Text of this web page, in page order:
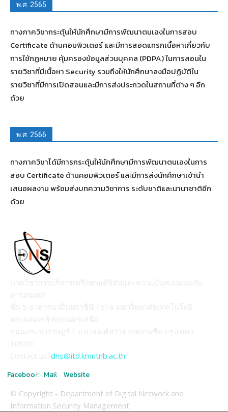
พ.ศ. 2565
ทางภาควิชากระตุ้นให้นักศึกษามีการพัฒนาตนเองในการสอบ
Certificate ด้านคอมพิวเตอร์ และมีการสอดแทรกเนื้อหาเกี่ยวกับ
การใช้กฏหมาย คุ้มครองข้อมูลส่วนบุคคล (PDPA) ในการสอนใน
รายวิชาที่มีเนื้อหา Security รวมถึงให้นักศึกษาลงมือปฏิบัติใน
รายวิชาที่มีการเปิดสอนและมีการส่งประกวดในสถานที่ต่าง ๆ อีก
ด้วย
พ.ศ. 2566
ทางภาควิชาได้มีการกระตุ้นให้นักศึกษามีการพัฒนาตนเองในการ
สอบ Certificate ด้านคอมพิวเตอร์ และมีการส่งนักศึกษาเข้านำ
เสนอผลงาน พร้อมส่งบทความวิชาการ ระดับชาติและนานาชาติอีก
ด้วย
dns@itd.kmutnb.ac.th
Facebook Mail Website
© Copyright - Department of Digital Network and
Information Security Management.